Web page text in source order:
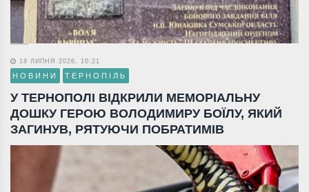
18 ЛИПНЯ 2026, 10:21
НОВИНИ ТЕРНОПІЛЬ
У ТЕРНОПОЛІ ВІДКРИЛИ МЕМОРІАЛЬНУ
ДОШКУ ГЕРОЮ ВОЛОДИМИРУ БОЇЛУ, ЯКИЙ
ЗАГИНУВ, РЯТУЮЧИ ПОБРАТИМІВ